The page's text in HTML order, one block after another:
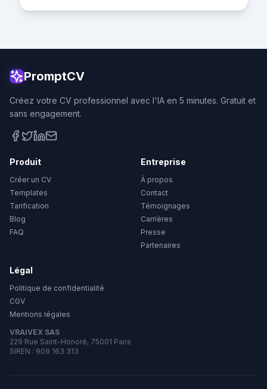
PromptCV
Créez votre CV professionnel avec l'IA en 5 minutes. Gratuit et
sans engagement.
Produit
Créer un CV
Templates
Tarification
Blog
FAQ
Entreprise
À propos
Contact
Témoignages
Carrières
Presse
Partenaires
Légal
Politique de confidentialité
CGV
Mentions légales
VRAIVEX SAS
229 Rue Saint-Honoré, 75001 Paris
SIREN : 909 163 313